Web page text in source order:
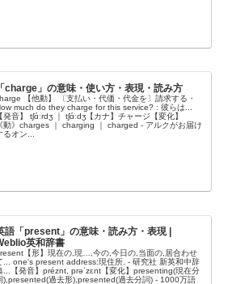
「charge」の意味・使い方・表現・読み方
【他動】 〔支払い・代価・代金を〕請求する・
much do they charge for this service? : 彼らは...
【発音】 tʃɑ́ːrdʒ ｜ tʃɑ́ːdʒ【カナ】チャージ【変化】
《動》charges ｜ charging ｜ charged - アルクがお届け
るオン...
語「present」の意味・読み方・表現 |
英和辞書
【形】現在の,現…,今の,今日の,当面の,居合わせ
... one's present address:現住所. - 研究社 新英和中辞
...【発音】préznt, prəˈzɛnt【変化】presenting(現在分
),presented(過去形),presented(過去分詞) - 1000万語